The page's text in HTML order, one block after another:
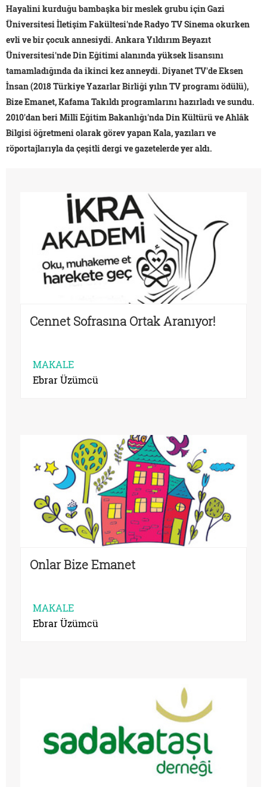
Hayalini kurduğu bambaşka bir meslek grubu için Gazi
Üniversitesi İletişim Fakültesi'nde Radyo TV Sinema okurken
evli ve bir çocuk annesiydi. Ankara Yıldırım Beyazıt
Üniversitesi'nde Din Eğitimi alanında yüksek lisansını
tamamladığında da ikinci kez anneydi. Diyanet TV'de Eksen
İnsan (2018 Türkiye Yazarlar Birliği yılın TV programı ödülü),
Bize Emanet, Kafama Takıldı programlarını hazırladı ve sundu.
2010'dan beri Millî Eğitim Bakanlığı'nda Din Kültürü ve Ahlâk
Bilgisi öğretmeni olarak görev yapan Kala, yazıları ve
röportajlarıyla da çeşitli dergi ve gazetelerde yer aldı.
Cennet Sofrasına Ortak Aranıyor!
MAKALE
Ebrar Üzümcü
Onlar Bize Emanet
MAKALE
Ebrar Üzümcü